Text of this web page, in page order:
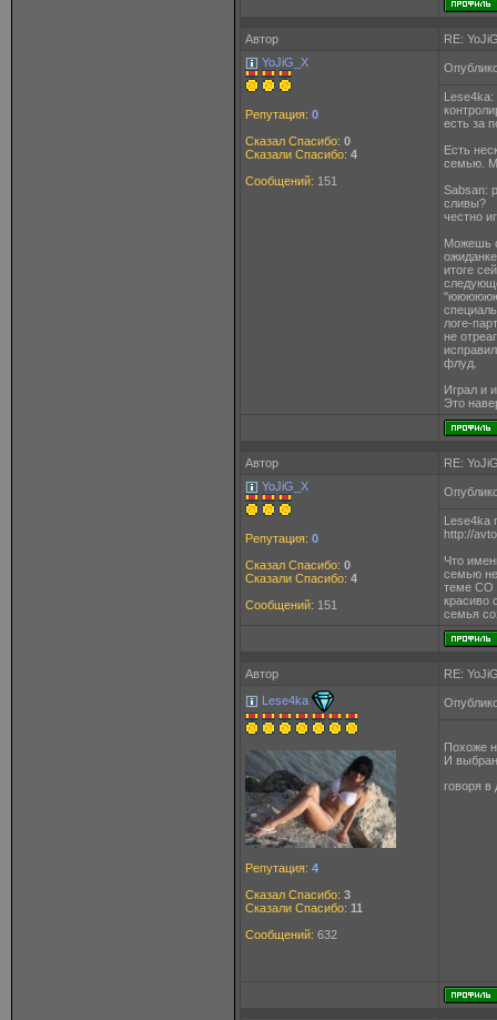
Автор
RE:
YoJiG_X
Репутация: 0
Сказал Спасибо: 0
Сказали Спасибо: 4
Сообщений: 151
Lese4ka:
есть за
Есть
семью.
Sabsan:
сливы?
честно
Можешь
итоге
логе-
не
флуд.
Играл и
Это
Автор
RE:
YoJiG_X
Репутация: 0
Сказал Спасибо: 0
Сказали Спасибо: 4
Сообщений: 151
Lese4ka
http://
Что
семью не
теме СО
красиво
семья
Автор
RE:
Lese4ka
Репутация: 4
Сказал Спасибо: 3
Сказали Спасибо: 11
Сообщений: 632
Похоже
И
говоря в